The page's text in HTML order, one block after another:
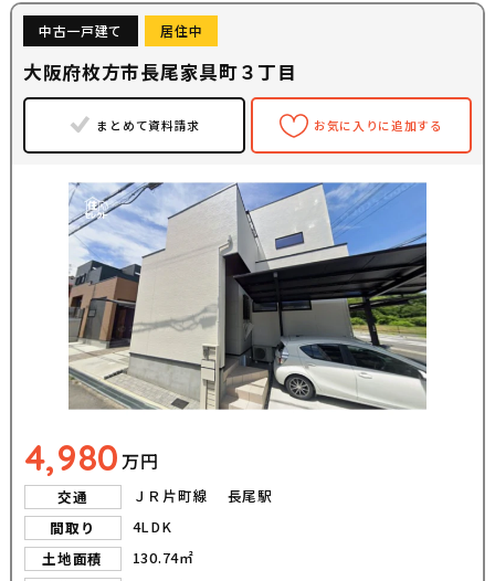
中古一戸建て 居住中
大阪府枚方市長尾家具町３丁目
まとめて資料請求 お気に入りに追加する
4,980 万円
交通
ＪＲ片町線 長尾駅
間取り
4LDK
土地面積
130.74㎡